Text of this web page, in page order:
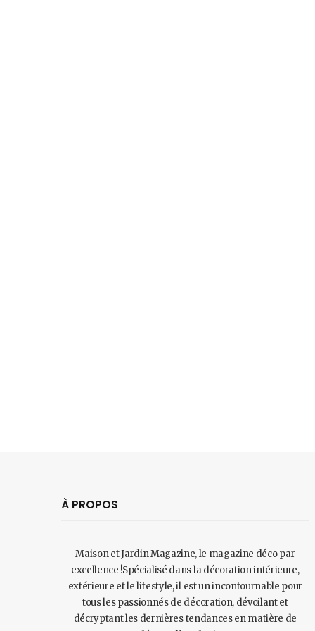
À PROPOS
Maison et Jardin Magazine, le magazine déco par
excellence !Spécialisé dans la décoration intérieure,
extérieure et le lifestyle, il est un incontournable pour
tous les passionnés de décoration, dévoilant et
décryptant les dernières tendances en matière de